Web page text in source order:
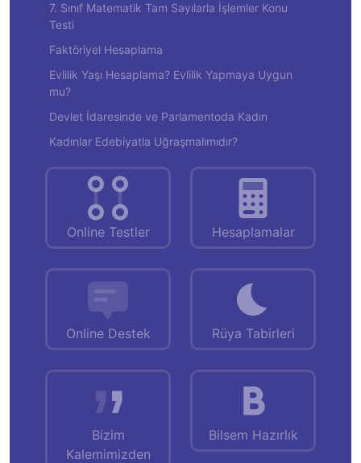
7. Sınıf Matematik Tam Sayılarla İşlemler Konu
Testi
Faktöriyel Hesaplama
Evlilik Yaşı Hesaplama? Evlilik Yapmaya Uygun
mu?
Devlet İdaresinde ve Parlamentoda Kadın
Kadınlar Edebiyatla Uğraşmalımıdır?
Online Testler Hesaplamalar
Online Destek Rüya Tabirleri
Bizim
Kalemimizden
Bilsem Hazırlık